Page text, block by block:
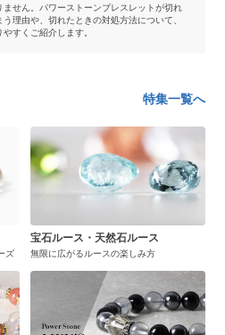
ません。パワーストーンブレスレットが切れ
う理由や、切れたときの対処方法について、
やすくご紹介します。
特集一覧へ
ズ
宝石ルース・天然石ルース
無限に広がるルースの楽しみ方